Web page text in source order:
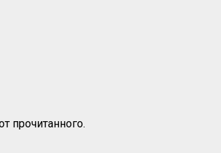
прочитанного.